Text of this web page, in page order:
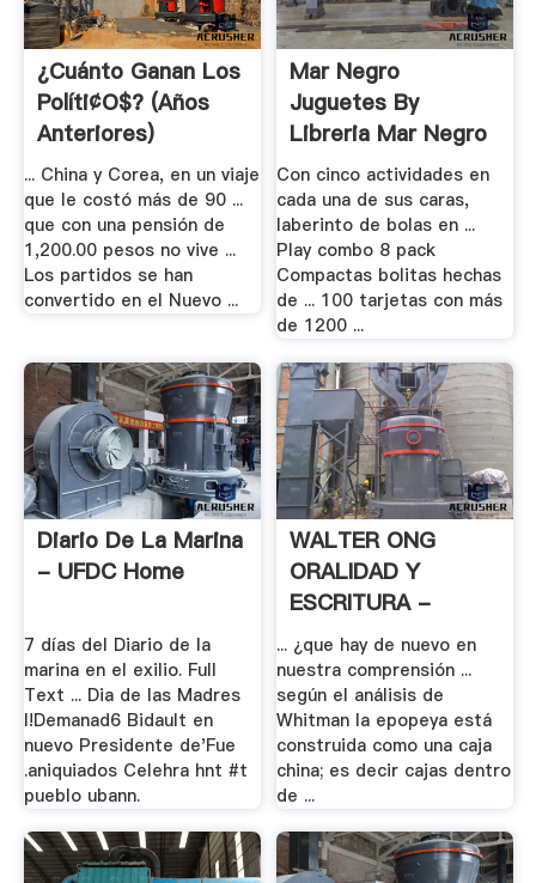
¿Cuánto Ganan Los
Políti¢o$? (años
Anteriores)
... China y Corea, en un viaje
que le costó más de 90 ...
que con una pensión de
1,200.00 pesos no vive ...
Los partidos se han
convertido en el Nuevo ...
Mar Negro
Juguetes By
Libreria Mar Negro
-
Con cinco actividades en
cada una de sus caras,
laberinto de bolas en ...
Play combo 8 pack
Compactas bolitas hechas
de ... 100 tarjetas con más
de 1200 ...
Diario De La Marina
- UFDC Home
7 días del Diario de la
marina en el exilio. Full
Text ... Dia de las Madres
I!Demanad6 Bidault en
nuevo Presidente de'Fue
.aniquiados Celehra hnt #t
pueblo ubann.
WALTER ONG
ORALIDAD Y
ESCRITURA -
Analisisdiscurso
... ¿que hay de nuevo en
nuestra comprensión ...
según el análisis de
Whitman la epopeya está
construida como una caja
china; es decir cajas dentro
de ...